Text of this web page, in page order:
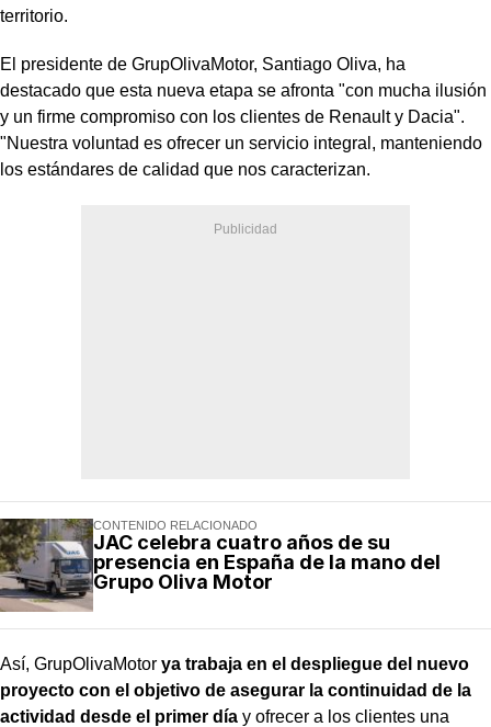
territorio.
El presidente de GrupOlivaMotor, Santiago Oliva, ha
destacado que esta nueva etapa se afronta "con mucha ilusión
y un firme compromiso con los clientes de Renault y Dacia".
"Nuestra voluntad es ofrecer un servicio integral, manteniendo
los estándares de calidad que nos caracterizan.
CONTENIDO RELACIONADO
JAC celebra cuatro años de su
presencia en España de la mano del
Grupo Oliva Motor
Así, GrupOlivaMotor ya trabaja en el despliegue del nuevo
proyecto con el objetivo de asegurar la continuidad de la
actividad desde el primer día y ofrecer a los clientes una